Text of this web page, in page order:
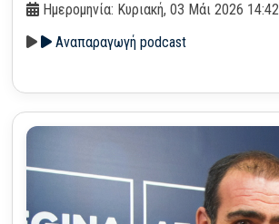
Ημερομηνία: Κυριακή, 03 Μάι 2026 14:42
Αναπαραγωγή podcast